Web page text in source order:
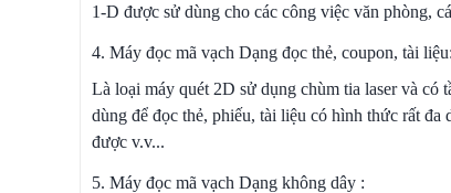
1-D được sử dùng cho các công việc văn phòng,
4. Máy đọc mã vạch Dạng đọc thẻ, coupon, tài liệu:
Là loại máy quét 2D sử dụng chùm tia laser và có
dùng để đọc thẻ, phiếu, tài liệu có hình thức rất
được v.v...
5. Máy đọc mã vạch Dạng không dây :